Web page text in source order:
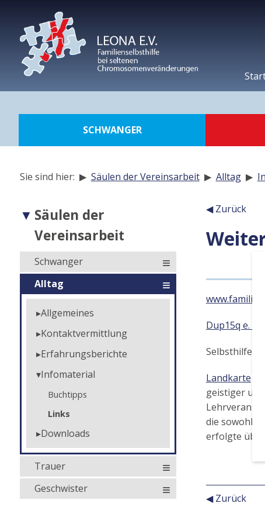
Navigationzum
Inhaltzur
SCHWANGER
Sie sind hier: ▶ Säulen der Vereinsarbeit▶ Alltag▶
Navigation
der
Unterseiten
Säulen der
Vereinsarbeit
Schwanger
Alltag
Allgemeines
Kontaktvermittlung
Erfahrungsberichte
Infomaterial
Buchtipps
Links
Downloads
Trauer
Geschwister
◀ Zurück
Inhalt
Dup15q e. V.
Landkarte
geistiger
die sowohl
erfolgte über
◀ Zurück